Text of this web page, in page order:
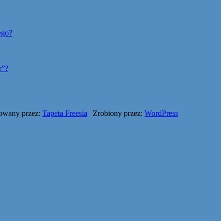
przez: Tapeta Freesia | Zrobiony przez: WordPress